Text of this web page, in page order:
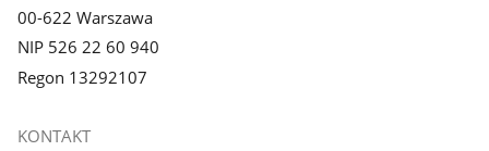
00-622 Warszawa
NIP 526 22 60 940
Regon 13292107
KONTAKT